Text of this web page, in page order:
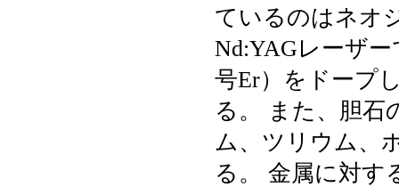
ているのはネオ
Nd:YAGレーザ
号Er）をドープ
る。 また、胆石
ム、ツリウム、
る。 金属に対す